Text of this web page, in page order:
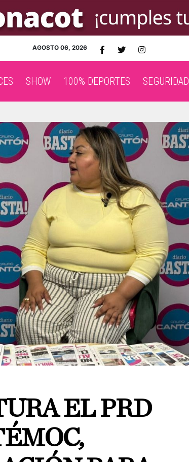
AGOSTO 06, 2026
SHOW 100% DEPORTES SEGURIDAD
EL PRD